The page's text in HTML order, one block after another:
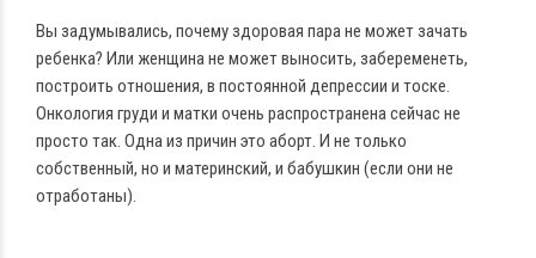
Вы задумывались, почему здоровая пара не может зачать
ребенка? Или женщина не может выносить, забеременеть,
построить отношения, в постоянной депрессии и тоске.
Онкология груди и матки очень распространена сейчас не
просто так. Одна из причин это аборт. И не только
собственный, но и материнский, и бабушкин (если они не
отработаны).